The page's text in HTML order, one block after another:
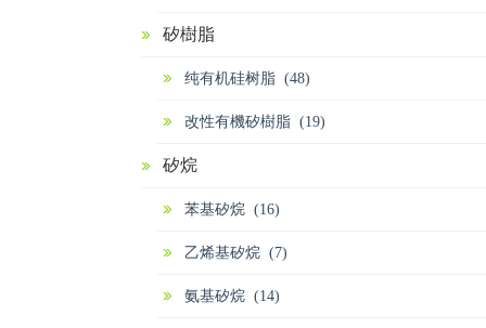
矽樹脂
纯有机硅树脂 (48)
改性有機矽樹脂 (19)
矽烷
苯基矽烷 (16)
乙烯基矽烷 (7)
氨基矽烷 (14)